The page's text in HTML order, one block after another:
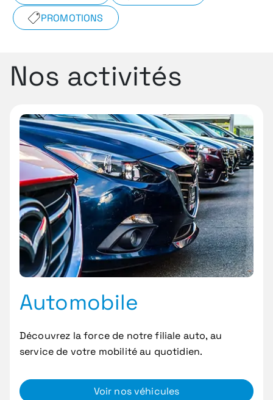
PROMOTIONS
Nos activités
Automobile
Découvrez la force de notre filiale auto, au
service de votre mobilité au quotidien.
Voir nos véhicules